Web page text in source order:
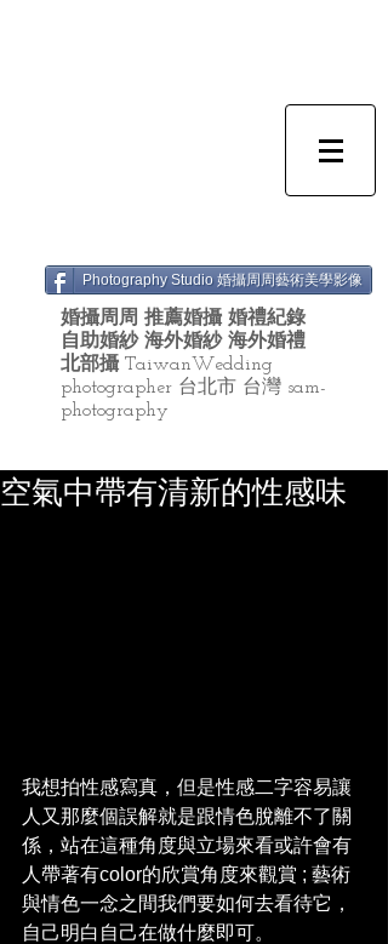
Photography Studio 婚攝周周藝術美學影像
婚攝周周 推薦婚攝 婚禮紀錄
自助婚紗 海外婚紗 海外婚禮
北部攝 TaiwanWedding
photographer 台北市 台灣 sam-
photography
空氣中帶有清新的性感味
我想拍性感寫真，但是性感二字容易讓
人又那麼個誤解就是跟情色脫離不了關
係，站在這種角度與立場來看或許會有
人帶著有color的欣賞角度來觀賞 ; 藝術
與情色一念之間我們要如何去看待它，
自己明白自己在做什麼即可。